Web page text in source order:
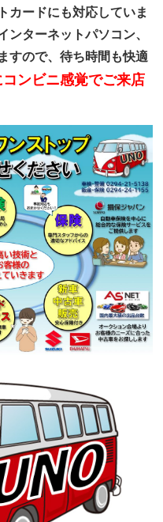
カードにも対応していま
ターネットパソコン、
すので、待ち時間も快適
ンビニ感覚でご来店